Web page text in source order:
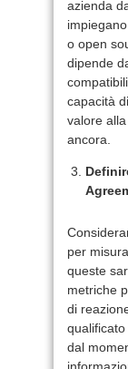
azienda
o open
dipende
capacità
valore
ancora.
per
queste
metriche
di
dal